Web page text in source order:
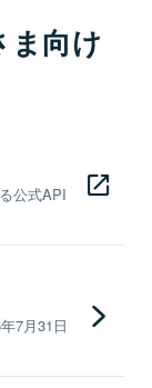
ま向け
公式API
7月31日